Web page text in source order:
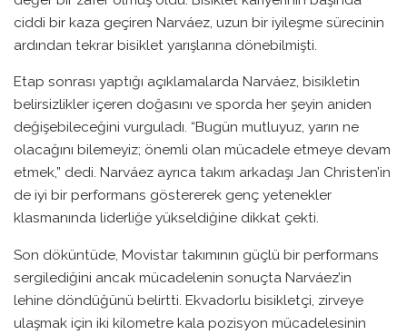
ciddi bir kaza geçiren Narváez, uzun bir iyileşme sürecinin
ardından tekrar bisiklet yarışlarına dönebilmişti.
Etap sonrası yaptığı açıklamalarda Narváez, bisikletin
belirsizlikler içeren doğasını ve sporda her şeyin aniden
değişebileceğini vurguladı. “Bugün mutluyuz, yarın ne
olacağını bilemeyiz; önemli olan mücadele etmeye devam
etmek,” dedi. Narváez ayrıca takım arkadaşı Jan Christen’in
de iyi bir performans göstererek genç yetenekler
klasmanında liderliğe yükseldiğine dikkat çekti.
Son döküntüde, Movistar takımının güçlü bir performans
sergilediğini ancak mücadelenin sonuçta Narváez’in
lehine döndüğünü belirtti. Ekvadorlu bisikletçi, zirveye
ulaşmak için iki kilometre kala pozisyon mücadelesinin